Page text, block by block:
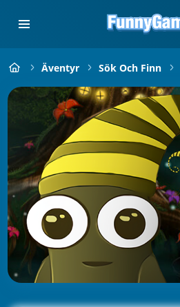
Äventyr Sök Och Finn